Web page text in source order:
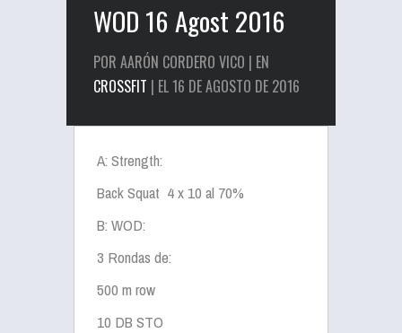
WOD 16 Agost 2016
POR AARÓN CORDERO VICO | EN
CROSSFIT | EL 16 DE AGOSTO DE 2016
A: Strength:
Back Squat 4 x 10 al 70%
B: WOD:
3 Rondas de:
500 m row
10 DB STO